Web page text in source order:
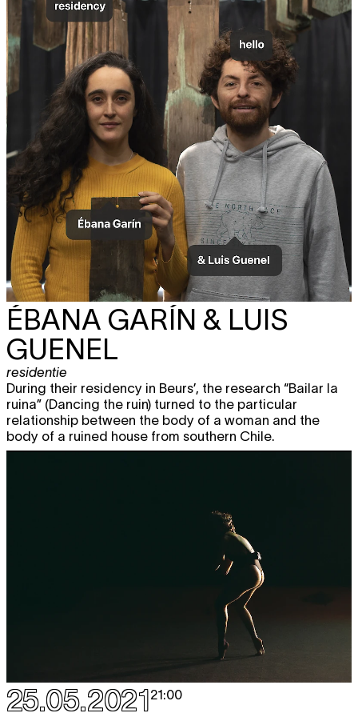
23.10
JOTA MOMBAÇA & DENISE
FERREIRA DA SILVA
opera infinita,
chapter A: The Red Earth
17:00 - 20:00
workshop,online
zo
24.10
JOTA MOMBAÇA & DENISE
FERREIRA DA SILVA opera infinita,
chapter A: The Red Earth
17:00 - 20:00
workshop ,online
DECEMBER 2021
vr
17.12
Closing weekend — ARE WE THERE
YET?
16:00 - 23:00
performance
ÉBANA GARÍN & LUIS
GUENEL
residentie
During their residency in Beurs’, the research “Bailar la
ruina” (Dancing the ruin) turned to the particular
relationship between the body of a woman and the
body of a ruined house from southern Chile.
25.05.202121:00